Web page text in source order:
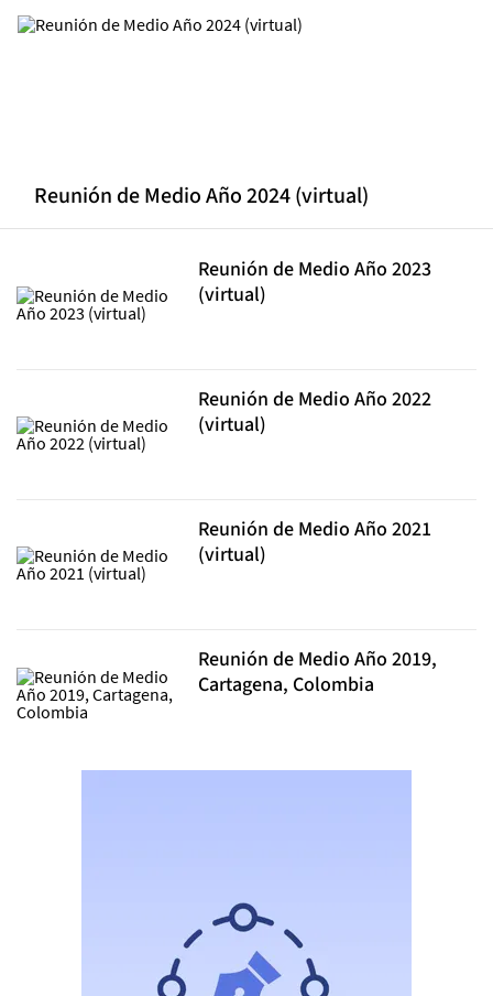
Reunión de Medio Año 2024 (virtual)
Reunión de Medio Año 2023
(virtual)
Reunión de Medio Año 2022
(virtual)
Reunión de Medio Año 2021
(virtual)
Reunión de Medio Año 2019,
Cartagena, Colombia